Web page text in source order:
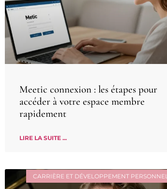
Meetic connexion : les étapes pour
accéder à votre espace membre
rapidement
LIRE LA SUITE ...
CARRIÈRE ET DÉVELOPPEMENT PERSONNEL